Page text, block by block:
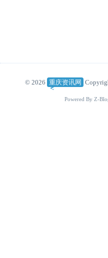
© 2026 重庆资讯网
Powered By Z-